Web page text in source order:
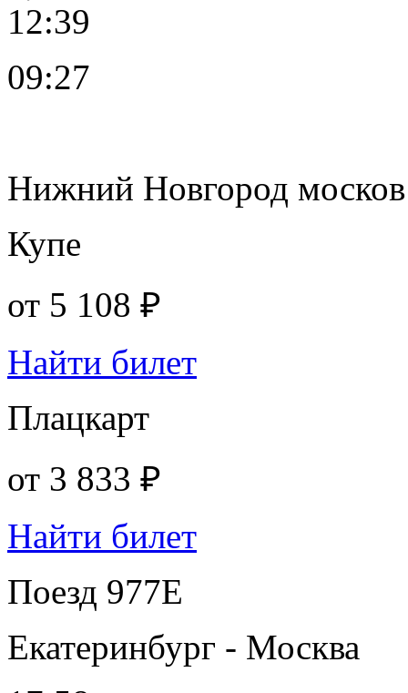
12:39
09:27
Нижний Новгород москов
Купе
от 5 108 ₽
Найти билет
Плацкарт
от 3 833 ₽
Найти билет
Поезд 977Е
Екатеринбург - Москва